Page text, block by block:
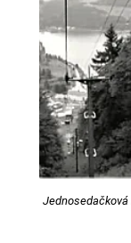
Jednosedačková